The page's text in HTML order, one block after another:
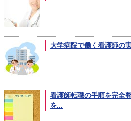
大学病院で働く看護師の
看護師転職の手順を完全
を...